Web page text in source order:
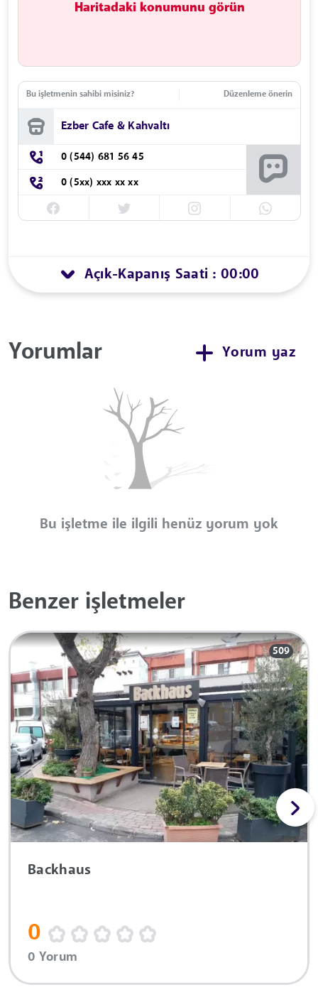
Haritadaki konumunu görün
Bu işletmenin sahibi misiniz? Düzenleme önerin
Ezber Cafe & Kahvaltı
0 (544) 681 56 45
0 (5xx) xxx xx xx
Açık-Kapanış Saati : 00:00
Yorumlar Yorum yaz
Bu işletme ile ilgili henüz yorum yok
Benzer işletmeler
509
Backhaus
0
0 Yorum